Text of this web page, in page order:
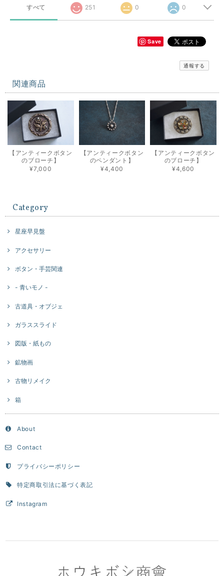
すべて 251 0 0
Save
通報する
関連商品
【アンティークボタン
のブローチ】
¥7,000
【アンティークボタン
のペンダント】
¥4,400
【アンティークボタン
のブローチ】
¥4,600
Category
星座早見盤
アクセサリー
ボタン・手芸関連
- 青いモノ -
古道具・オブジェ
ガラススライド
図版・紙もの
鉱物画
古物リメイク
箱
About
Contact
プライバシーポリシー
特定商取引法に基づく表記
Instagram